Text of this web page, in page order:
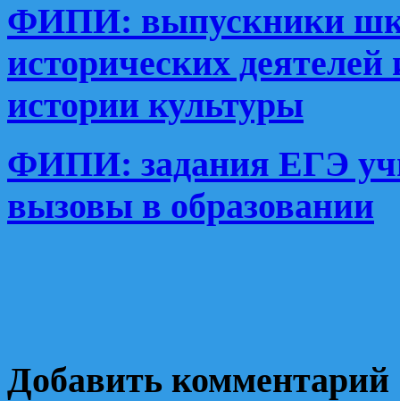
ФИПИ: выпускники
исторических
истории культуры
ФИПИ: задания ЕГЭ
вызовы в образовании
Добавить комментарий